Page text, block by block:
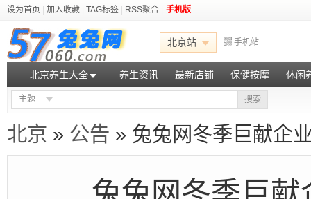
设为首页 加入收藏 TAG标签 RSS聚合 手机版
北京站 手机站
北京养生大全 养生资讯 最新店铺 保健按摩 休闲
主题 搜索
北京 » 公告 » 兔兔网冬季巨献企